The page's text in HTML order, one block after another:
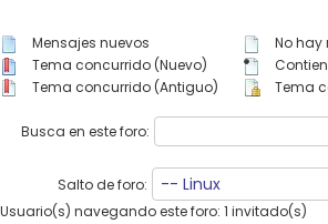
Mensajes nuevos
Tema concurrido (Nuevo)
Tema concurrido (Antiguo)
No hay
Tema
Busca en este foro:
Salto de foro:
Usuario(s) navegando este foro: 1 invitado(s)